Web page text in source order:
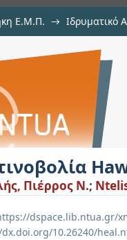
Ε.Μ.Π. → Ιδρυματικό
Πιέρρος Ν.;
dspace.lib.ntua.gr/
10.26240/